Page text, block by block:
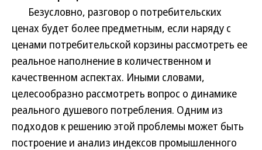
Безусловно, разговор о потребительских
ценах будет более предметным, если наряду с
ценами потребительской корзины рассмотреть ее
реальное наполнение в количественном и
качественном аспектах. Иными словами,
целесообразно рассмотреть вопрос о динамике
реального душевого потребления. Одним из
подходов к решению этой проблемы может быть
построение и анализ индексов промышленного